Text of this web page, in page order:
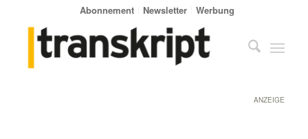
Abonnement Newsletter Werbung
ANZEIGE